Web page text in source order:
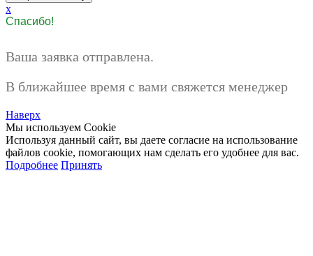
x
Спасибо!
Ваша заявка отправлена.
В ближайшее время с вами свяжется менеджер
Наверх
Мы используем Cookie
Используя данный сайт, вы даете согласие на использование
файлов cookie, помогающих нам сделать его удобнее для вас.
Подробнее Принять